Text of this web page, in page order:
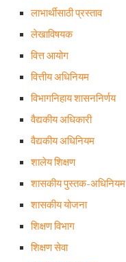
लाभार्थीसाठी प्रस्ताव
लेखाविषयक
वित्त आयोग
वित्तीय अधिनियम
विभागनिहाय शासननिर्णय
वैद्यकीय अधिकारी
वैद्यकीय अधिनियम
शालेय शिक्षण
शासकीय पुस्तक-अधिनियम
शासकीय योजना
शिक्षण विभाग
शिक्षण सेवा